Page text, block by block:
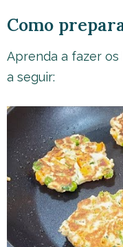
Como
Aprenda a fazer
a seguir: